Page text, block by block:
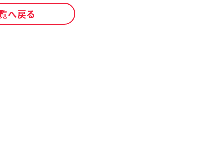
へ戻る